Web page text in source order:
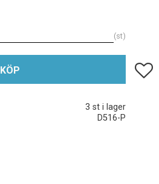
st
KÖP Lägg
3 st i lager
D516-P